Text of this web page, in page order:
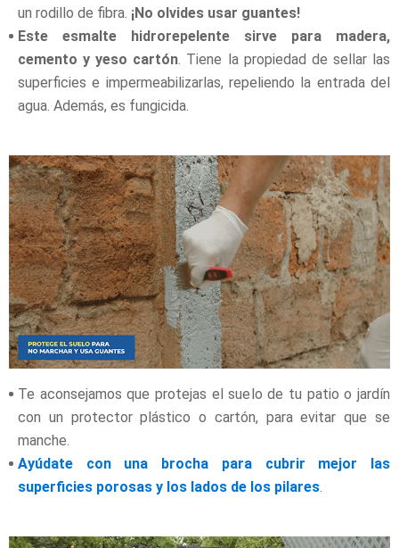
un rodillo de fibra. ¡No olvides usar guantes!
Este esmalte hidrorepelente sirve para madera,
cemento y yeso cartón. Tiene la propiedad de sellar las
superficies e impermeabilizarlas, repeliendo la entrada del
agua. Además, es fungicida.
Te aconsejamos que protejas el suelo de tu patio o jardín
con un protector plástico o cartón, para evitar que se
manche.
Ayúdate con una brocha para cubrir mejor las
superficies porosas y los lados de los pilares.